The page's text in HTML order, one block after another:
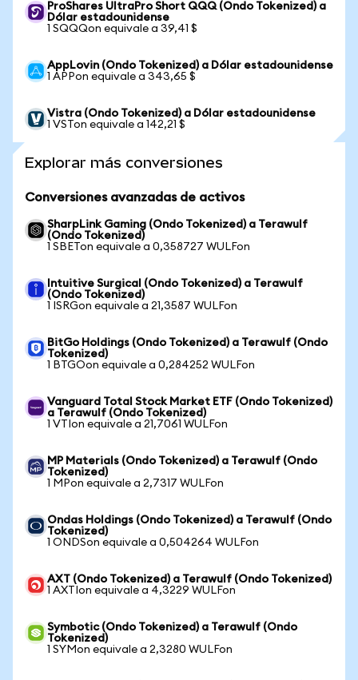
ProShares UltraPro Short QQQ (Ondo Tokenized) a
Dólar estadounidense
1 SQQQon equivale a 39,41 $
AppLovin (Ondo Tokenized) a Dólar estadounidense
1 APPon equivale a 343,65 $
Vistra (Ondo Tokenized) a Dólar estadounidense
1 VSTon equivale a 142,21 $
Explorar más conversiones
Conversiones avanzadas de activos
SharpLink Gaming (Ondo Tokenized) a Terawulf
(Ondo Tokenized)
1 SBETon equivale a 0,358727 WULFon
Intuitive Surgical (Ondo Tokenized) a Terawulf
(Ondo Tokenized)
1 ISRGon equivale a 21,3587 WULFon
BitGo Holdings (Ondo Tokenized) a Terawulf (Ondo
Tokenized)
1 BTGOon equivale a 0,284252 WULFon
Vanguard Total Stock Market ETF (Ondo Tokenized)
a Terawulf (Ondo Tokenized)
1 VTIon equivale a 21,7061 WULFon
MP Materials (Ondo Tokenized) a Terawulf (Ondo
Tokenized)
1 MPon equivale a 2,7317 WULFon
Ondas Holdings (Ondo Tokenized) a Terawulf (Ondo
Tokenized)
1 ONDSon equivale a 0,504264 WULFon
AXT (Ondo Tokenized) a Terawulf (Ondo Tokenized)
1 AXTIon equivale a 4,3229 WULFon
Symbotic (Ondo Tokenized) a Terawulf (Ondo
Tokenized)
1 SYMon equivale a 2,3280 WULFon